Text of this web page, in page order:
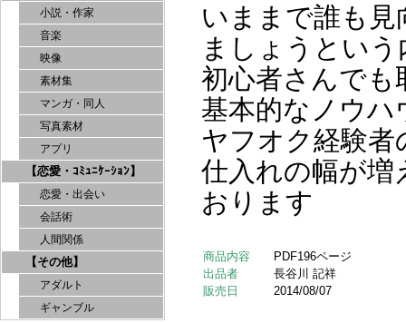
小説・作家
音楽
映像
素材集
マンガ・同人
写真素材
アプリ
【恋愛・ｺﾐｭﾆｹｰｼｮﾝ】
恋愛・出会い
会話術
人間関係
【その他】
アダルト
ギャンブル
いままで誰も
ましょうとい
初心者さんでも
基本的なノウ
ヤフオク経験
仕入れの幅が増
おります
商品内容
PDF196ページ
出品者
長谷川 記祥
販売日
2014/08/07